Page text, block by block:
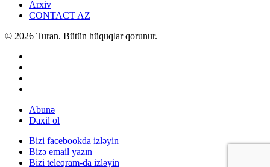
Arxiv
CONTACT AZ
© 2026 Turan. Bütün hüquqlar qorunur.
Abunə
Daxil ol
Bizi facebookda izləyin
Bizə email yazın
Bizi teleqram-da izləyin